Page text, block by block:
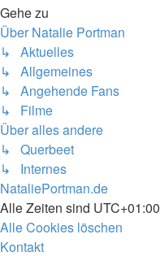
Gehe zu
Über Natalie Portman
↳ Aktuelles
↳ Allgemeines
↳ Angehende Fans
↳ Filme
Über alles andere
↳ Querbeet
↳ Internes
NataliePortman.de
Alle Zeiten sind UTC+01:00
Alle Cookies löschen
Kontakt